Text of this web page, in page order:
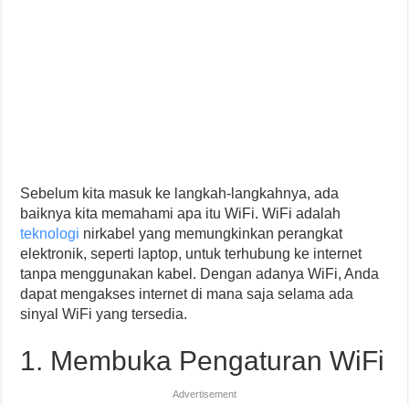
Sebelum kita masuk ke langkah-langkahnya, ada
baiknya kita memahami apa itu WiFi. WiFi adalah
teknologi nirkabel yang memungkinkan perangkat
elektronik, seperti laptop, untuk terhubung ke internet
tanpa menggunakan kabel. Dengan adanya WiFi, Anda
dapat mengakses internet di mana saja selama ada
sinyal WiFi yang tersedia.
1. Membuka Pengaturan WiFi
Advertisement